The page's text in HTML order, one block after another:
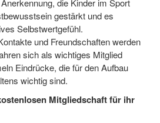
gestärkt und es
Selbstwertgefühl.
und Freundschaften werden
sich als wichtiges Mitglied
Eindrücke, die für den Aufbau
wichtig sind.
Mitgliedschaft für ihr